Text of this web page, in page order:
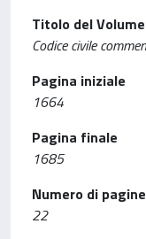
Titolo del Volume
Codice civile
Pagina iniziale
1664
Pagina finale
1685
Numero di pagine
22